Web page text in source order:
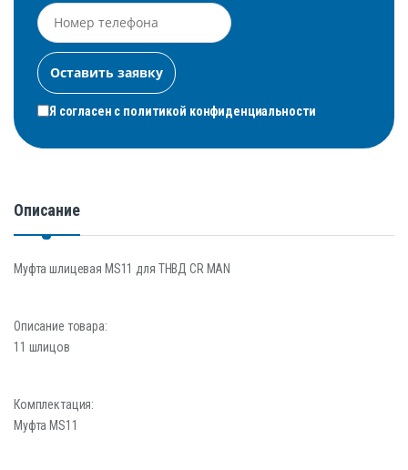
Я согласен с политикой конфиденциальности
Описание
Муфта шлицевая MS11 для ТНВД CR MAN
Описание товара:
11 шлицов
Комплектация:
Муфта MS11